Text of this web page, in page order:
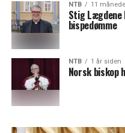
NTB 11
Stig Lægdene
bispedømme
NTB 1 år siden
Norsk biskop